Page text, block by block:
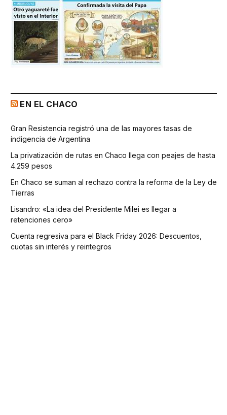
EN EL CHACO
Gran Resistencia registró una de las mayores tasas de
indigencia de Argentina
La privatización de rutas en Chaco llega con peajes de hasta
4.259 pesos
En Chaco se suman al rechazo contra la reforma de la Ley de
Tierras
Lisandro: «La idea del Presidente Milei es llegar a
retenciones cero»
Cuenta regresiva para el Black Friday 2026: Descuentos,
cuotas sin interés y reintegros